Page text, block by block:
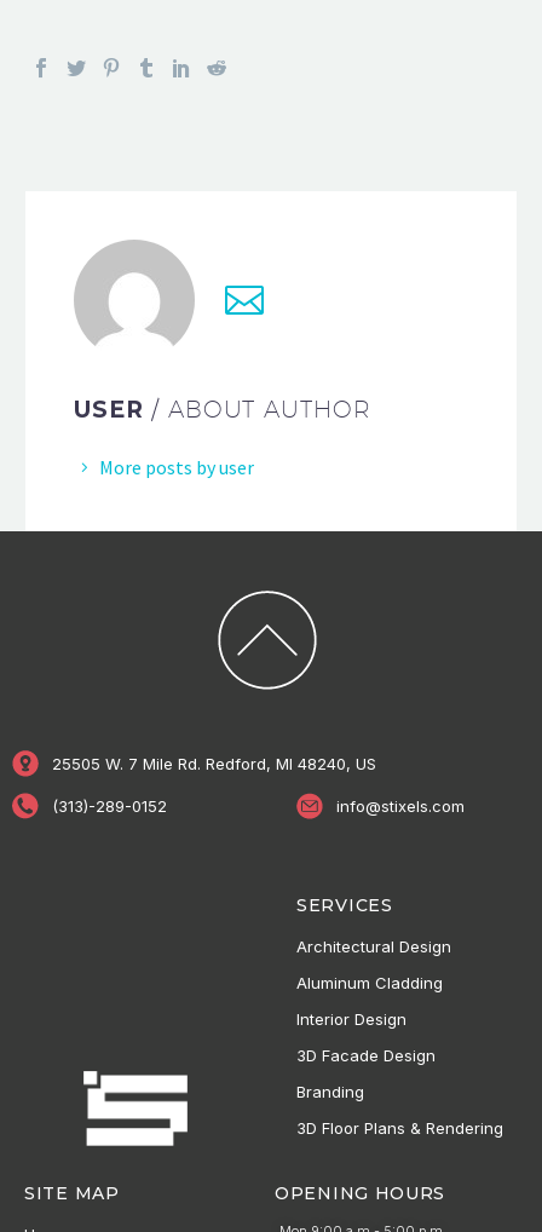
USER / ABOUT AUTHOR
More posts by user
25505 W. 7 Mile Rd. Redford, MI 48240, US
(313)-289-0152 info@stixels.com
SERVICES
Architectural Design
Aluminum Cladding
Interior Design
3D Facade Design
Branding
3D Floor Plans & Rendering
SITE MAP OPENING HOURS